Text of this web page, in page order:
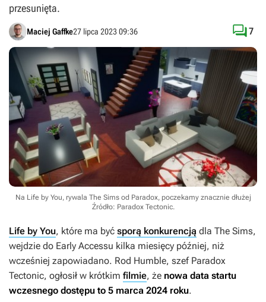
przesunięta.
Maciej Gaffke27 lipca 2023 09:36 7
Na Life by You, rywala The Sims od Paradox, poczekamy znacznie dłużej
Źródło: Paradox Tectonic.
Life by You, które ma być sporą konkurencją dla The Sims,
wejdzie do Early Accessu kilka miesięcy później, niż
wcześniej zapowiadano. Rod Humble, szef Paradox
Tectonic, ogłosił w krótkim filmie, że nowa data startu
wczesnego dostępu to 5 marca 2024 roku.